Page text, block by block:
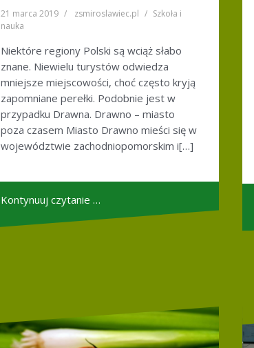
21 marca 2019 zsmiroslawiec.pl
Szkoła i
nauka
Niektóre regiony Polski są wciąż słabo
znane. Niewielu turystów odwiedza
mniejsze miejscowości, choć często kryją
zapomniane perełki. Podobnie jest w
przypadku Drawna. Drawno – miasto
poza czasem Miasto Drawno mieści się w
województwie zachodniopomorskim i[…]
Kontynuuj czytanie …